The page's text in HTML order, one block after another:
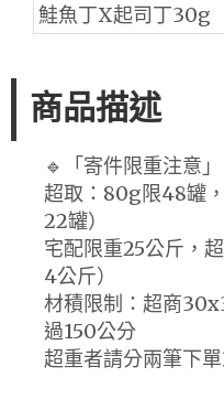
鮭魚丁X起司丁30g
商品描述
🔹「寄件限重注意」
超取：80g限48罐
22罐）
宅配限重25公斤，
4公斤）
材積限制：超商
過150公分
超重者請分兩筆下